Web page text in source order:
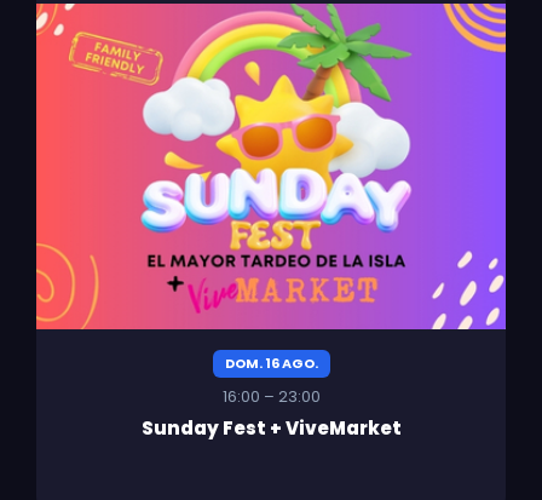
DOM. 16 AGO.
16:00 – 23:00
Sunday Fest + ViveMarket